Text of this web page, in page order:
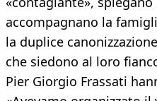
accompagnano la
la duplice
che siedono al loro
Pier Giorgio Frassati